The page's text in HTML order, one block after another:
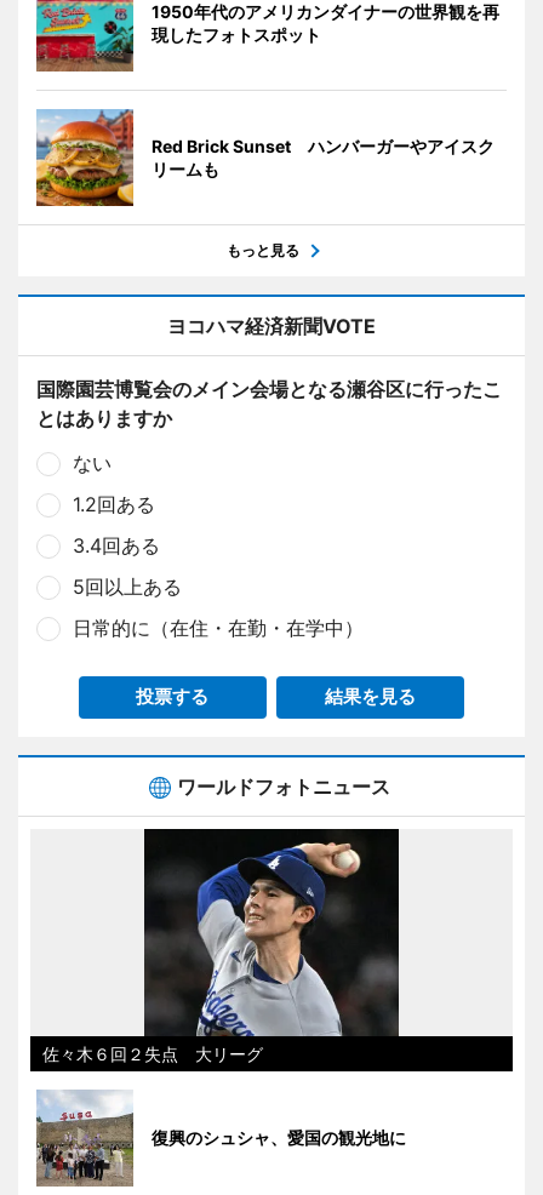
1950年代のアメリカンダイナーの世界観を再
現したフォトスポット
Red Brick Sunset ハンバーガーやアイスク
リームも
もっと見る
ヨコハマ経済新聞VOTE
国際園芸博覧会のメイン会場となる瀬谷区に行ったこ
とはありますか
ない
1.2回ある
3.4回ある
5回以上ある
日常的に（在住・在勤・在学中）
投票する 結果を見る
ワールドフォトニュース
佐々木６回２失点 大リーグ
復興のシュシャ、愛国の観光地に